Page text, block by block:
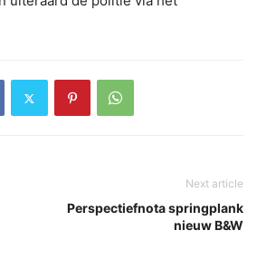
Next article
Perspectiefnota springplank
nieuw B&W